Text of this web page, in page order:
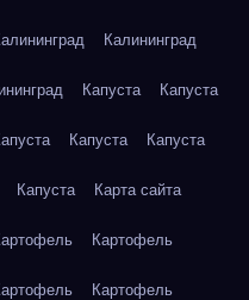
Калининград
Капуста Капуста
Капуста Капуста
Капуста Карта сайта
Картофель
Картофель